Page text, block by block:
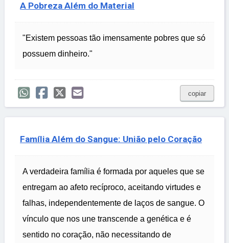
A Pobreza Além do Material
"Existem pessoas tão imensamente pobres que só
possuem dinheiro."
copiar
Família Além do Sangue: União pelo Coração
A verdadeira família é formada por aqueles que se
entregam ao afeto recíproco, aceitando virtudes e
falhas, independentemente de laços de sangue. O
vínculo que nos une transcende a genética e é
sentido no coração, não necessitando de